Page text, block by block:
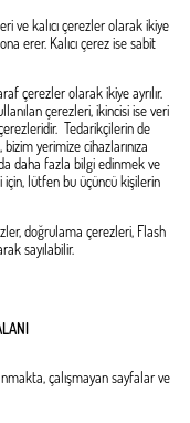
ve kalıcı çerezler olarak ikiye
erer. Kalıcı çerez ise sabit
çerezler olarak ikiye ayrılır.
çerezleri, ikincisi ise veri
Tedarikçilerin de
yerimize cihazlarınıza
daha fazla bilgi edinmek ve
için, lütfen bu üçüncü kişilerin
doğrulama çerezleri, Flash
sayılabilir.
çalışmayan sayfalar ve